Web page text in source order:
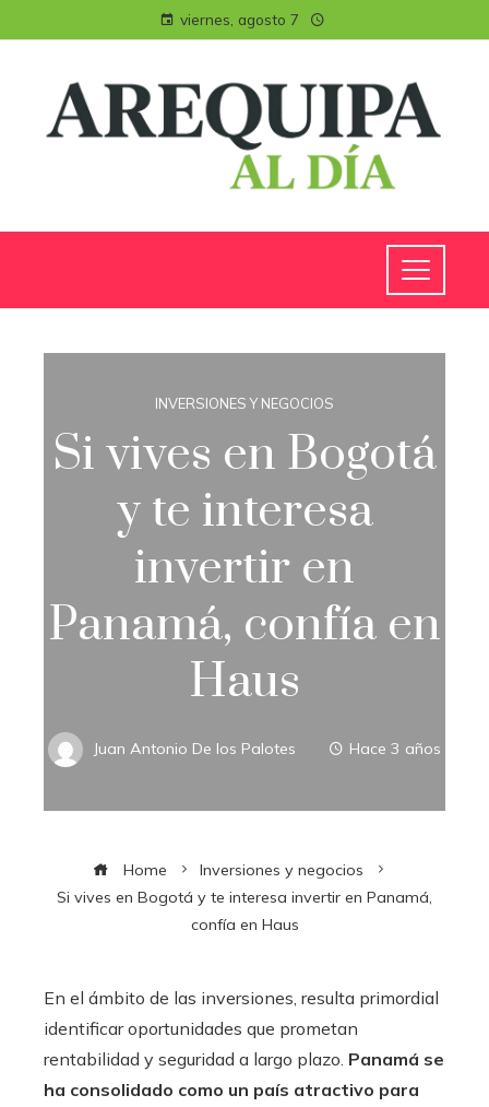
viernes, agosto 7
INVERSIONES Y NEGOCIOS
Si vives en Bogotá
y te interesa
invertir en
Panamá, confía en
Haus
Juan Antonio De los Palotes Hace 3 años
Home
Inversiones y negocios
Si vives en Bogotá y te interesa invertir en Panamá,
confía en Haus
En el ámbito de las inversiones, resulta primordial
identificar oportunidades que prometan
rentabilidad y seguridad a largo plazo. Panamá se
ha consolidado como un país atractivo para